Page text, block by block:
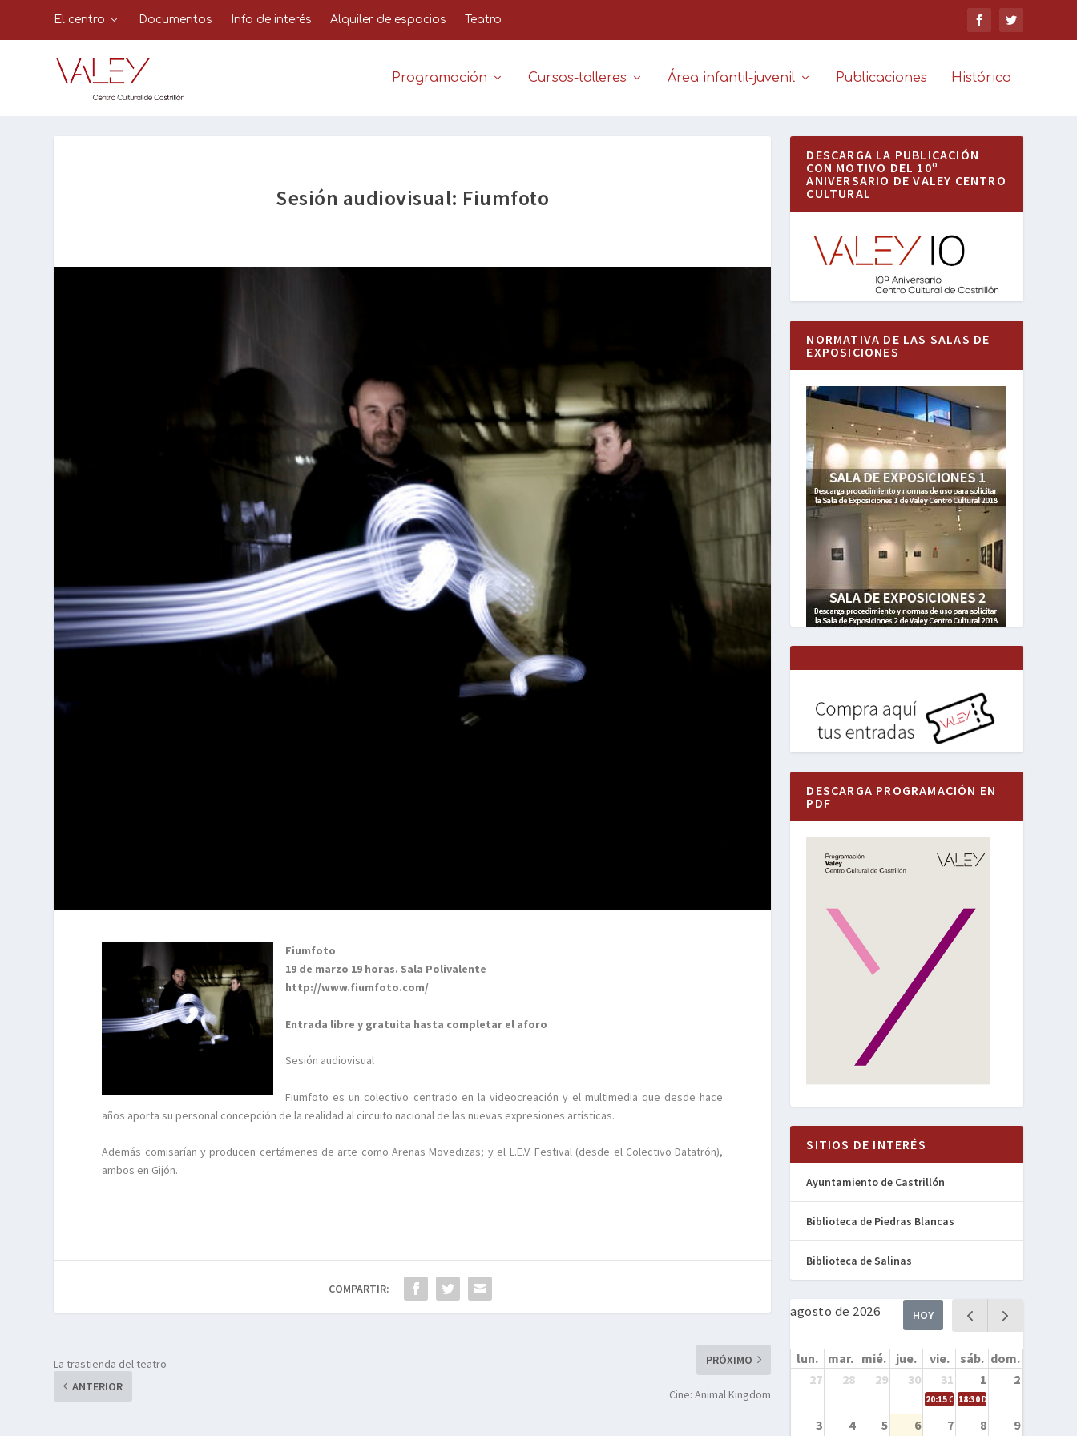
El centro Documentos Info de interés Alquiler de espacios Teatro
Programación Cursos-talleres Área infantil-juvenil Publicaciones Histórico
Sesión audiovisual: Fiumfoto
Fiumfoto
19 de marzo 19 horas. Sala Polivalente
http://www.fiumfoto.com/
Entrada libre y gratuita hasta completar el aforo
Sesión audiovisual
Fiumfoto es un colectivo centrado en la videocreación y el multimedia que desde hace
años aporta su personal concepción de la realidad al circuito nacional de las nuevas expresiones artísticas.
Además comisarían y producen certámenes de arte como Arenas Movedizas; y el L.E.V. Festival (desde el Colectivo Datatrón),
ambos en Gijón.
COMPARTIR:
La trastienda del teatro
ANTERIOR
PRÓXIMO
Cine: Animal Kingdom
DESCARGA LA PUBLICACIÓN
CON MOTIVO DEL 10º
ANIVERSARIO DE VALEY CENTRO
CULTURAL
NORMATIVA DE LAS SALAS DE
EXPOSICIONES
DESCARGA PROGRAMACIÓN EN
PDF
SITIOS DE INTERÉS
Ayuntamiento de Castrillón
Biblioteca de Piedras Blancas
Biblioteca de Salinas
agosto de 2026 HOY
lun. mar. mié. jue. vie. sáb. dom.
27
28 29 30 31 1 2
20:15Cine en la calle – Cómo
18:30Danza – Cita en el
3 4 5 6 7 8 9